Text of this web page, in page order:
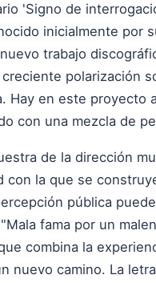
'Signo de
inicialmente por
trabajo
polarización
Hay en este
con una mezcla de
de la dirección
con la que se
pública
fama por un
combina la
nuevo camino. La